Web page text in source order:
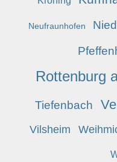
Neufraunhofen
Rottenburg
Tiefenbach
Vilsheim